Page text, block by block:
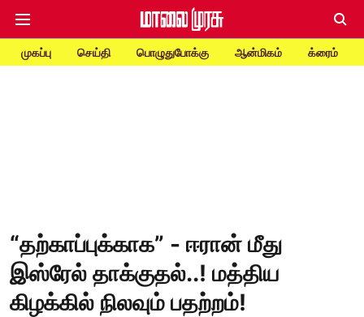
முகப்பு செய்தி பொழுதுபோக்கு ஆன்மிகம் க்ரைம்
“தற்காப்புக்காக” - ஈரான் மீது
இஸ்ரேல் தாக்குதல்..! மத்திய
கிழக்கில் நிலவும் பதற்றம்!